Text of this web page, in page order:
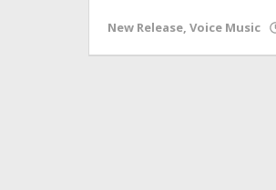
New Release, Voice Music